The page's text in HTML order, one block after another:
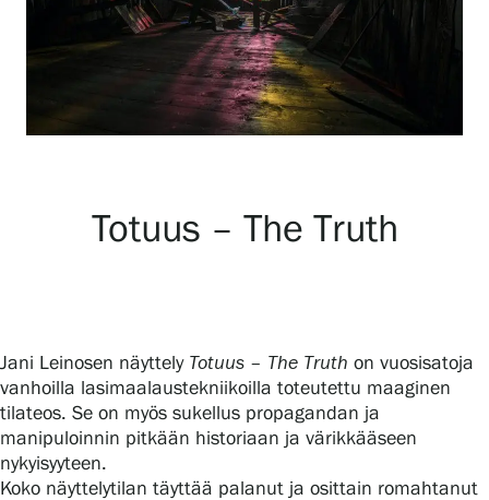
Näyttelyt
Tapahtumat
Palvelumme
Serlachius Residenssi
SERLACHIUS+
Totuus – The Truth
Jani Leinosen näyttely Totuus – The Truth on vuosisatoja
vanhoilla lasimaalaustekniikoilla toteutettu maaginen
tilateos. Se on myös sukellus propagandan ja
manipuloinnin pitkään historiaan ja värikkääseen
nykyisyyteen.
Koko näyttelytilan täyttää palanut ja osittain romahtanut